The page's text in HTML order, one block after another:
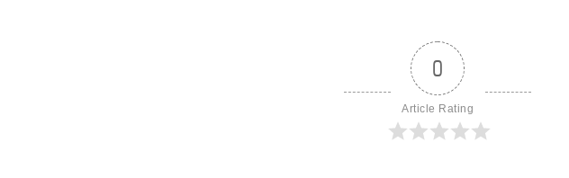
0
Article Rating